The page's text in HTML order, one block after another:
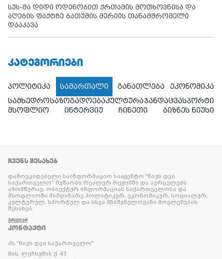
სუს-მა დიდი ოდენობით ქრთამის მოთხოვნისა და
აღების ფაქტზე ბათუმის მერიის თანამშრომელი
დააკავა
ᲙᲐᲢᲔᲒᲝᲠᲘᲔᲑᲘ
პოლიტიკა სამართალი განათლება
ეკონომიკა
სამხედროსაზოგადოებაკულტურაჯანდაცვასპორტი
მსოფლიო
ინტერვიუ ჩინეთი ბიზნეს ნიუსი
ᲩᲕᲔᲜᲡ ᲨᲔᲡᲐᲮᲔᲑ
დამოუკიდებელი საინფორმაციო სააგენტო “ნიუს დეი
საქართველო” მუშაობს რეალურ რეჟიმში და ავრცელებს
ამომწურავ, ობიექტურ ინფორმაციას საქართველოსა და
მსოფლიოში მიმდინარე პოლიტიკურ, ეკონომიკურ, სოციალურ,
კულტურულ, სპორტულ და სხვა მნიშვნელოვანი მოვლენების
შესახებ.
ᲕᲠᲪᲚᲐᲓ
ᲙᲝᲜᲢᲐᲥᲢᲘ
პს "ნიუს დეი საქართველო"
მის: ლეჩხუმის ქ. 43